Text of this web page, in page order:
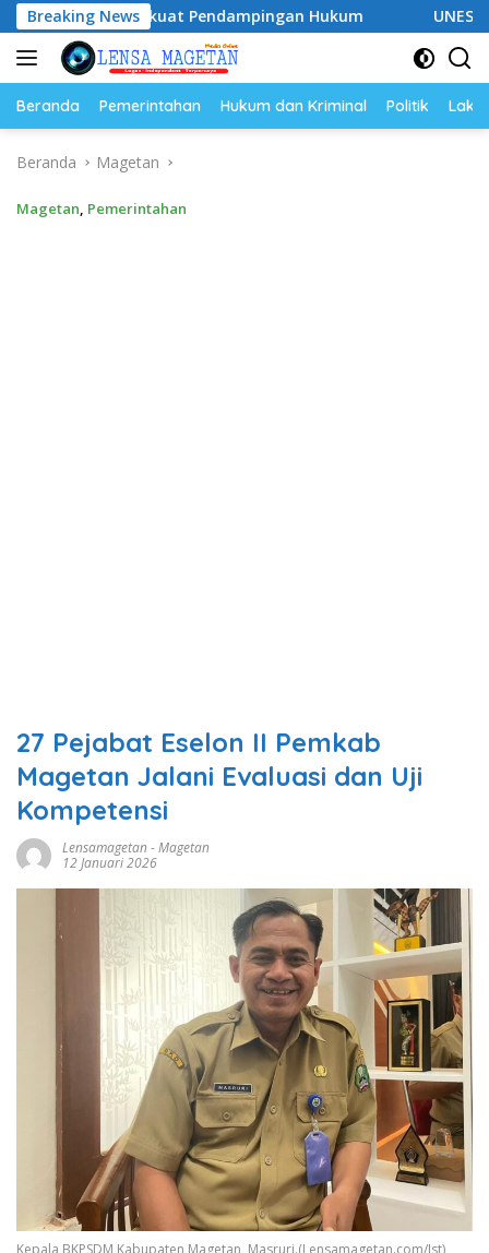
Langsung
ke
konten
Breaking News
Pendampingan Hukum UNESA Gelar
Beranda Pemerintahan Hukum dan Kriminal Politik
Beranda Magetan
Magetan, Pemerintahan
27 Pejabat Eselon II Pemkab
Magetan Jalani Evaluasi dan Uji
Kompetensi
Lensamagetan-Magetan
12 Januari 2026